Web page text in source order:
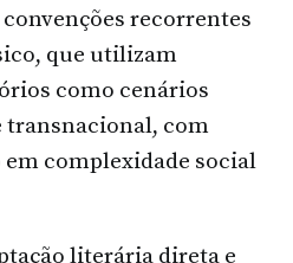
recorrentes
que utilizam
como cenários
com
complexidade social
literária direta e